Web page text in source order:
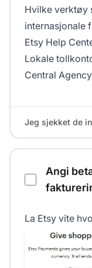
Hvilke verktøy
internasjonale
Etsy Help
Lokale
Central
Jeg sjekket de
Angi
La Etsy vite